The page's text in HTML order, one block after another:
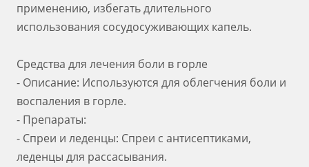
применению, избегать длительного
использования сосудосуживающих капель.
Средства для лечения боли в горле
- Описание: Используются для облегчения боли и
воспаления в горле.
- Препараты:
- Спреи и леденцы: Спреи с антисептиками,
леденцы для рассасывания.